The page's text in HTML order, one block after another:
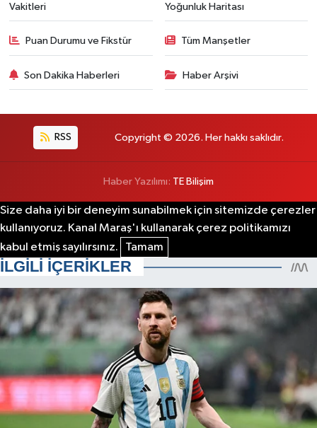
Vakitleri
Yoğunluk Haritası
Puan Durumu ve Fikstür Tüm Manşetler
Son Dakika Haberleri Haber Arşivi
RSS Copyright © 2026. Her hakkı saklıdır.
Haber Yazılımı: TE Bilişim
Size daha iyi bir deneyim sunabilmek için sitemizde çerezler
kullanıyoruz. Kanal Maraş'ı kullanarak çerez politikamızı
kabul etmiş sayılırsınız.
Tamam